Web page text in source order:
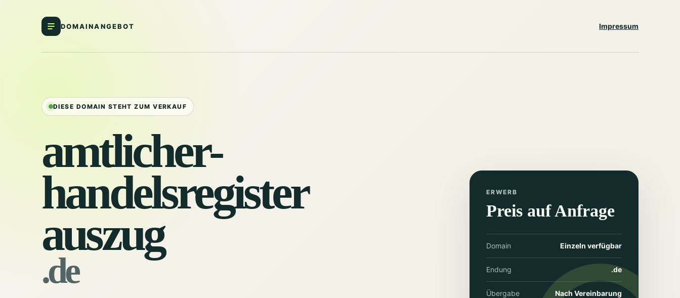
DOMAINANGEBOT Impressum
DIESE DOMAIN STEHT ZUM VERKAUF
amtlicher-
handelsregister
auszug
.de
ERWERB
Preis auf Anfrage
Domain Einzeln verfügbar
Endung .de
Übergabe Nach Vereinbarung